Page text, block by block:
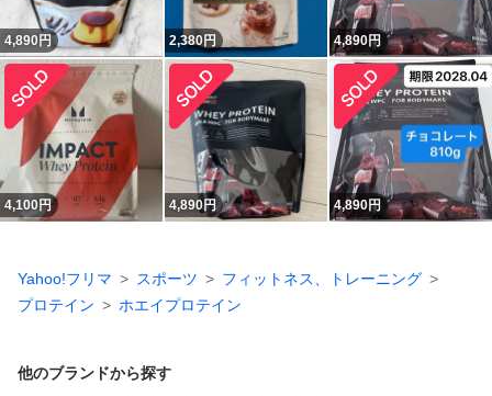
4,890 円 2,380円 4,890円
4,100円 4,890円 4,890円
Yahoo!フリマ スポーツ
フィットネス、トレーニング
プロテイン
ホエイプロテイン
他のブランドから探す